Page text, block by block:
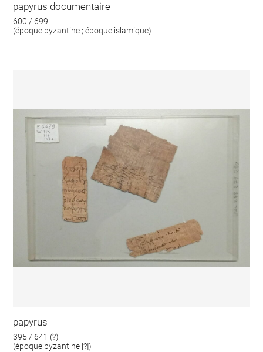
papyrus documentaire
600 / 699
(époque byzantine ; époque islamique)
papyrus
395 / 641 (?)
(époque byzantine [?])